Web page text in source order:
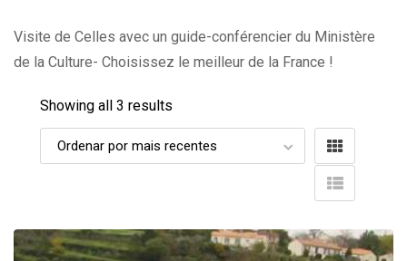
Visite de Celles avec un guide-conférencier du Ministère
de la Culture- Choisissez le meilleur de la France !
Showing all 3 results